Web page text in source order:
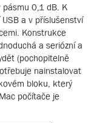
pásmu 0,1 dB. K
a v příslušenství
Konstrukce
a seriózní a
(pochopitelně
nainstalovat
bloku, který
počítače je